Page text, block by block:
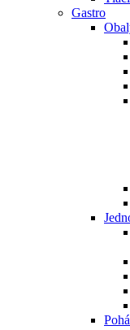
Gastro